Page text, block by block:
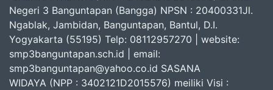
Negeri 3 Banguntapan (Bangga) NPSN : 20400331Jl.
Ngablak, Jambidan, Banguntapan, Bantul, D.I.
Yogyakarta (55195) Telp: 08112957270 | website:
smp3banguntapan.sch.id | email:
smp3banguntapan@yahoo.co.id SASANA
WIDAYA (NPP : 3402121D2015576) meiliki Visi :